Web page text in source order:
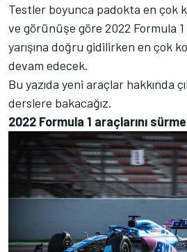
Testler boyunca padokta en çok
ve görünüşe göre 2022 Formula
yarışına doğru gidilirken en çok
devam edecek.
Bu yazıda yeni araçlar hakkında
derslere bakacağız.
2022 Formula 1 araçlarını